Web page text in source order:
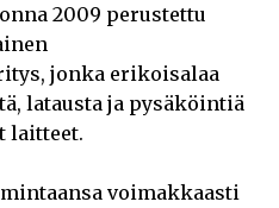
2009 perustettu
jonka erikoisalaa
latausta ja pysäköintiä
laitteet.
voimakkaasti